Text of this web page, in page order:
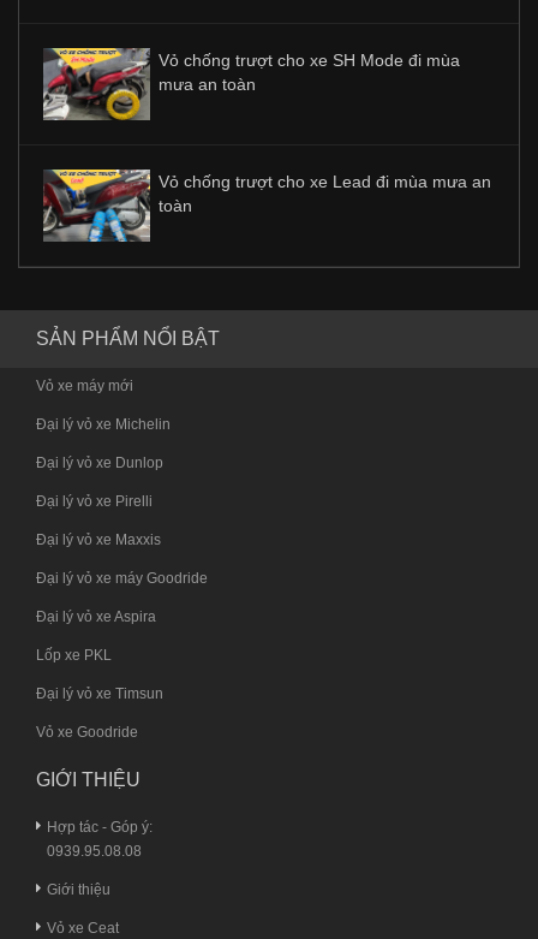
Vỏ chống trượt cho xe SH Mode đi mùa
mưa an toàn
Vỏ chống trượt cho xe Lead đi mùa mưa an
toàn
SẢN PHẨM NỔI BẬT
Vỏ xe máy mới
Đại lý vỏ xe Michelin
Đại lý vỏ xe Dunlop
Đại lý vỏ xe Pirelli
Đại lý vỏ xe Maxxis
Đại lý vỏ xe máy Goodride
Đại lý vỏ xe Aspira
Lốp xe PKL
Đại lý vỏ xe Timsun
Vỏ xe Goodride
GIỚI THIỆU
Hợp tác - Góp ý:
0939.95.08.08
Giới thiệu
Vỏ xe Ceat